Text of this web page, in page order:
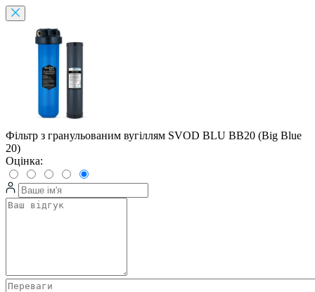
Фільтр з гранульованим вугіллям SVOD BLU BB20 (Big Blue
20)
Оцінка: